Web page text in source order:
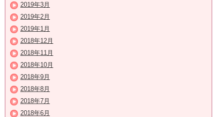
2019年3月
2019年2月
2019年1月
2018年12月
2018年11月
2018年10月
2018年9月
2018年8月
2018年7月
2018年6月